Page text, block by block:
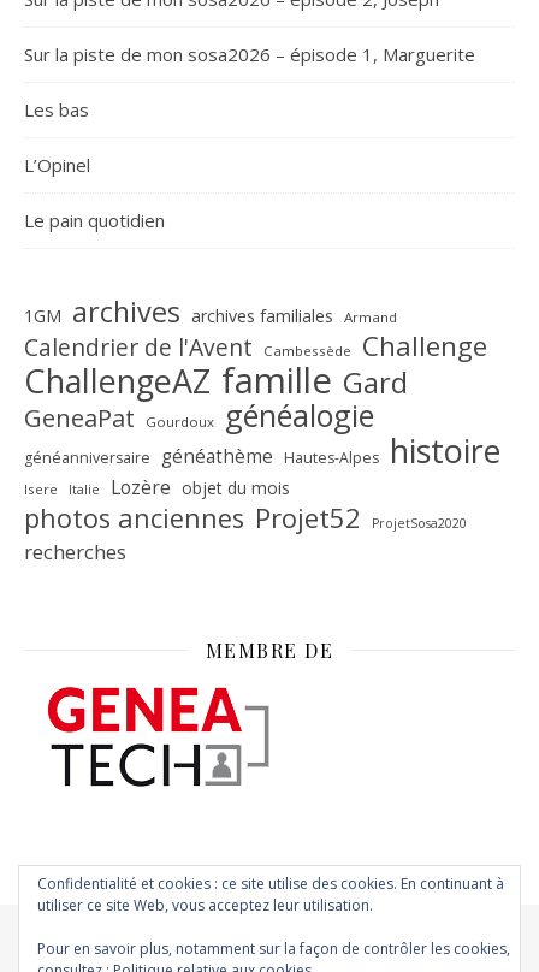
Sur la piste de mon sosa2026 – épisode 1, Marguerite
Les bas
L’Opinel
Le pain quotidien
1GM archives archives familiales Armand
Calendrier de l'Avent Cambessède Challenge
ChallengeAZ famille Gard
GeneaPat Gourdoux généalogie
généanniversaire généathème Hautes-Alpes histoire
Isere Italie Lozère objet du mois
photos anciennes Projet52 ProjetSosa2020
recherches
MEMBRE DE
Confidentialité et cookies : ce site utilise des cookies. En continuant à
utiliser ce site Web, vous acceptez leur utilisation.
Pour en savoir plus, notamment sur la façon de contrôler les cookies,